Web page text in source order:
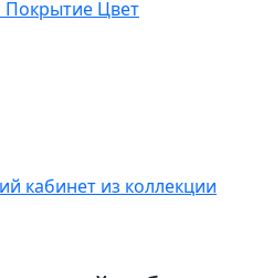
Покрытие Цвет